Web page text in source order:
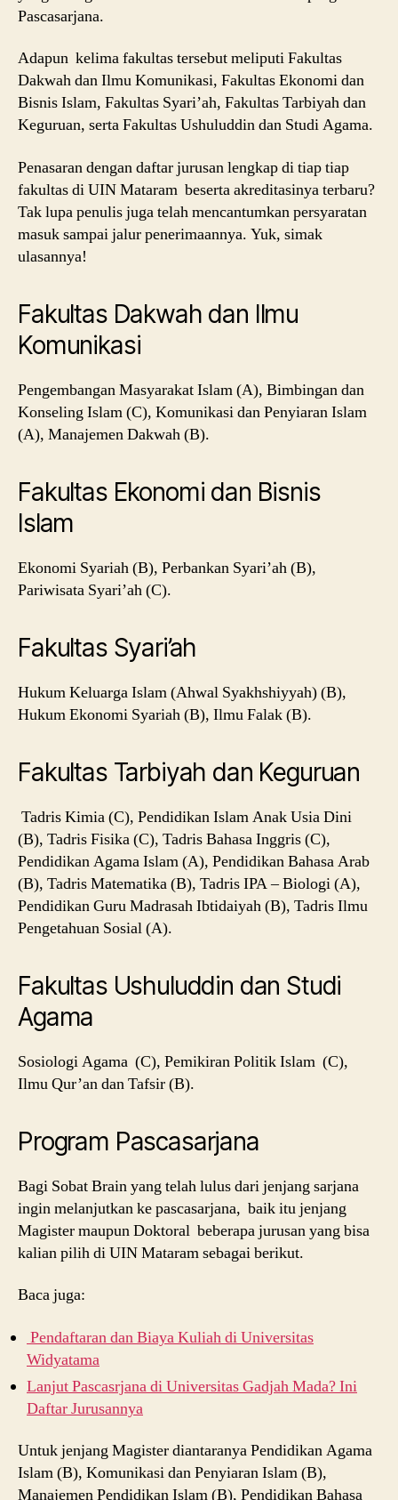
Pascasarjana.
Adapun kelima fakultas tersebut meliputi Fakultas
Dakwah dan Ilmu Komunikasi, Fakultas Ekonomi dan
Bisnis Islam, Fakultas Syari’ah, Fakultas Tarbiyah dan
Keguruan, serta Fakultas Ushuluddin dan Studi Agama.
Penasaran dengan daftar jurusan lengkap di tiap tiap
fakultas di UIN Mataram beserta akreditasinya terbaru?
Tak lupa penulis juga telah mencantumkan persyaratan
masuk sampai jalur penerimaannya. Yuk, simak
ulasannya!
Fakultas Dakwah dan Ilmu
Komunikasi
Pengembangan Masyarakat Islam (A), Bimbingan dan
Konseling Islam (C), Komunikasi dan Penyiaran Islam
(A), Manajemen Dakwah (B).
Fakultas Ekonomi dan Bisnis
Islam
Ekonomi Syariah (B), Perbankan Syari’ah (B),
Pariwisata Syari’ah (C).
Fakultas Syari’ah
Hukum Keluarga Islam (Ahwal Syakhshiyyah) (B),
Hukum Ekonomi Syariah (B), Ilmu Falak (B).
Fakultas Tarbiyah dan Keguruan
Tadris Kimia (C), Pendidikan Islam Anak Usia Dini
(B), Tadris Fisika (C), Tadris Bahasa Inggris (C),
Pendidikan Agama Islam (A), Pendidikan Bahasa Arab
(B), Tadris Matematika (B), Tadris IPA – Biologi (A),
Pendidikan Guru Madrasah Ibtidaiyah (B), Tadris Ilmu
Pengetahuan Sosial (A).
Fakultas Ushuluddin dan Studi
Agama
Sosiologi Agama (C), Pemikiran Politik Islam (C),
Ilmu Qur’an dan Tafsir (B).
Program Pascasarjana
Bagi Sobat Brain yang telah lulus dari jenjang sarjana
ingin melanjutkan ke pascasarjana, baik itu jenjang
Magister maupun Doktoral beberapa jurusan yang bisa
kalian pilih di UIN Mataram sebagai berikut.
Baca juga:
Pendaftaran dan Biaya Kuliah di Universitas
Widyatama
Lanjut Pascasrjana di Universitas Gadjah Mada? Ini
Daftar Jurusannya
Untuk jenjang Magister diantaranya Pendidikan Agama
Islam (B), Komunikasi dan Penyiaran Islam (B),
Manajemen Pendidikan Islam (B), Pendidikan Bahasa